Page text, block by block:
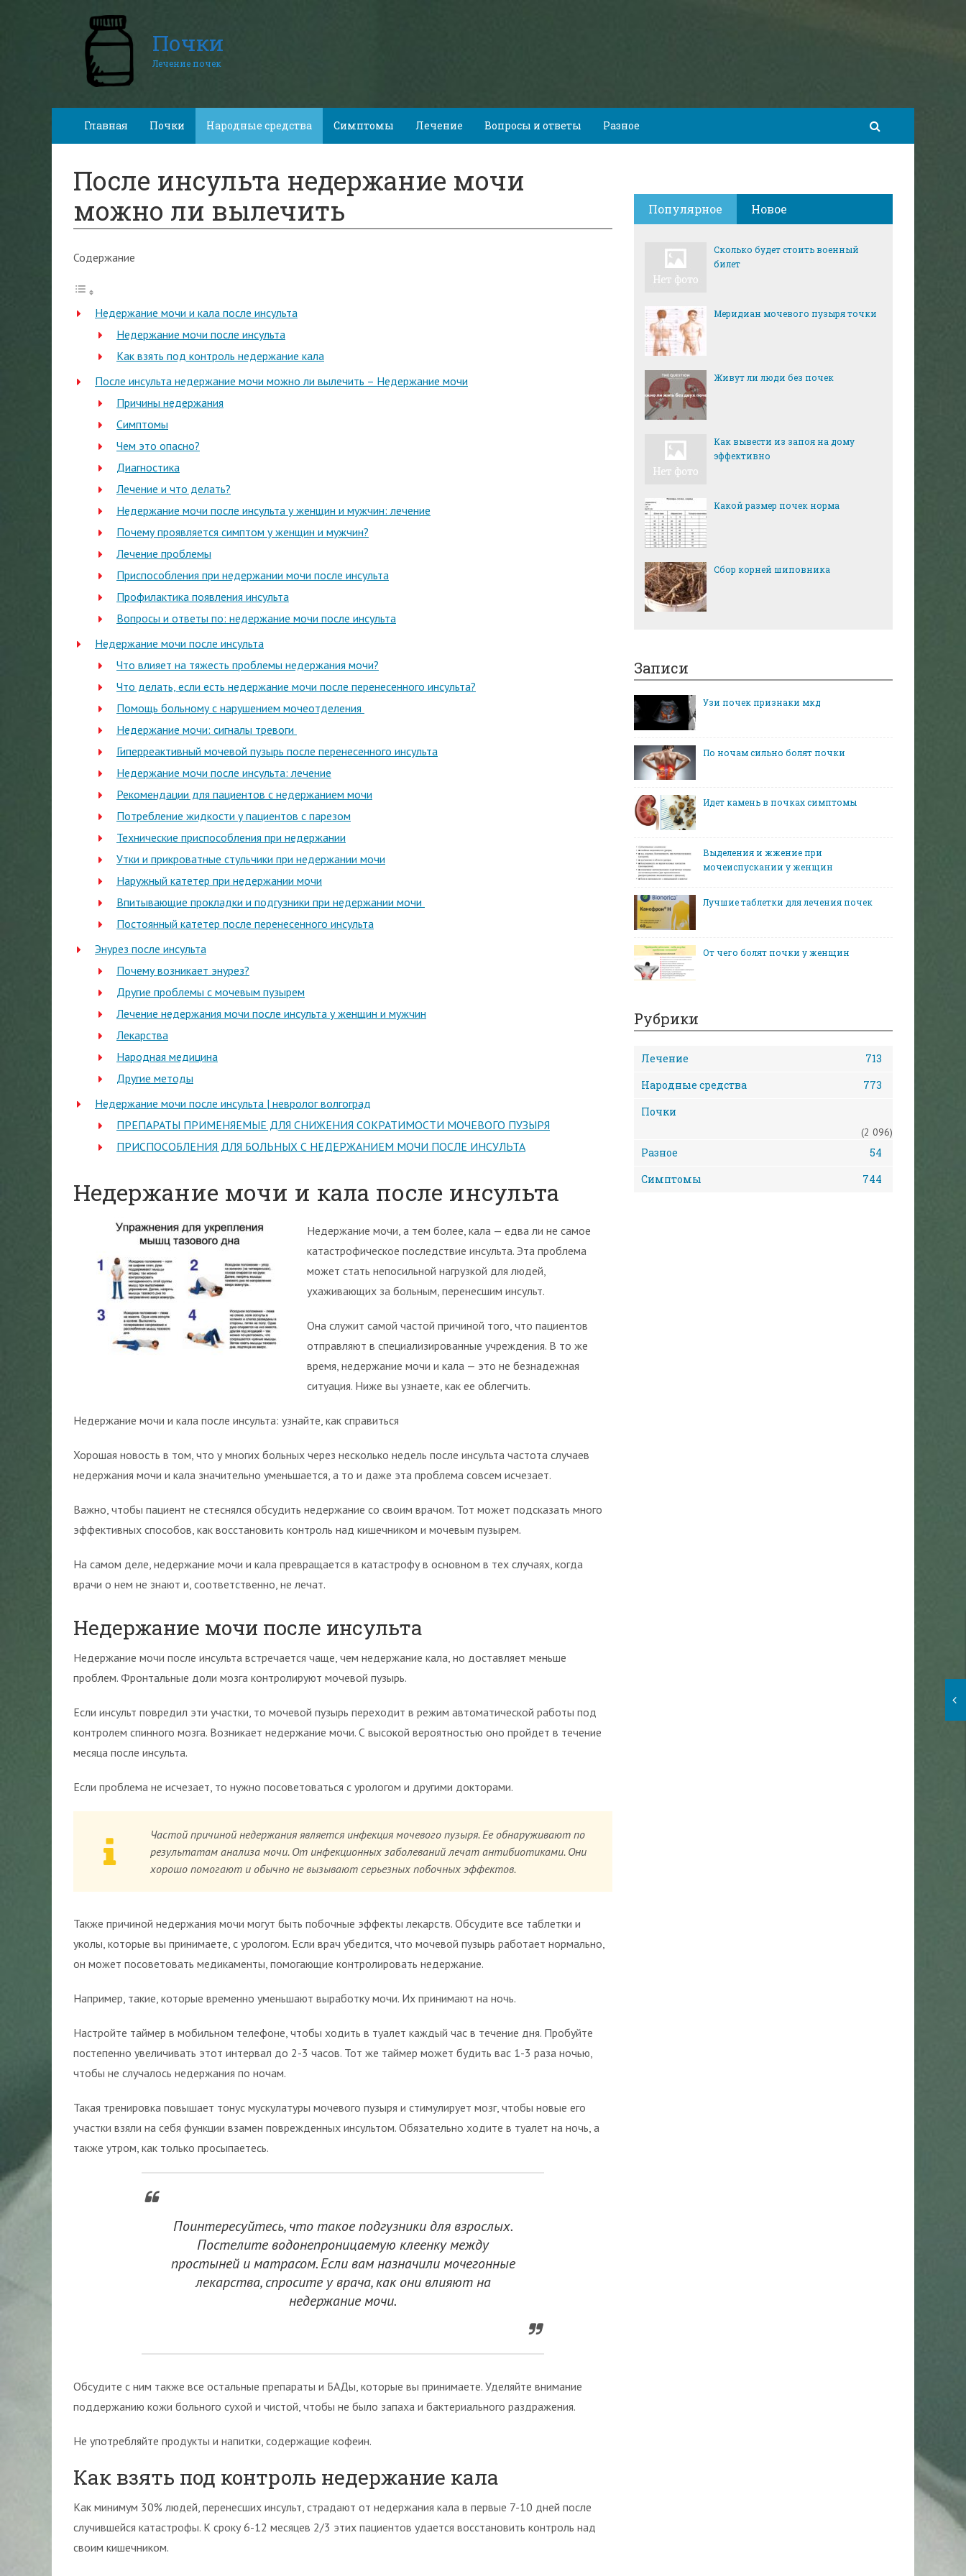
Почки
Лечение почек
Главная Почки Народные средства Симптомы Лечение Вопросы и ответы Разное
После инсульта недержание мочи
можно ли вылечить
Содержание
Недержание мочи и кала после инсульта
Недержание мочи после инсульта
Как взять под контроль недержание кала
После инсульта недержание мочи можно ли вылечить – Недержание мочи
Причины недержания
Симптомы
Чем это опасно?
Диагностика
Лечение и что делать?
Недержание мочи после инсульта у женщин и мужчин: лечение
Почему проявляется симптом у женщин и мужчин?
Лечение проблемы
Приспособления при недержании мочи после инсульта
Профилактика появления инсульта
Вопросы и ответы по: недержание мочи после инсульта
Недержание мочи после инсульта
Что влияет на тяжесть проблемы недержания мочи?
Что делать, если есть недержание мочи после перенесенного инсульта?
Помощь больному с нарушением мочеотделения
Недержание мочи: сигналы тревоги
Гиперреактивный мочевой пузырь после перенесенного инсульта
Недержание мочи после инсульта: лечение
Рекомендации для пациентов с недержанием мочи
Потребление жидкости у пациентов с парезом
Технические приспособления при недержании
Утки и прикроватные стульчики при недержании мочи
Наружный катетер при недержании мочи
Впитывающие прокладки и подгузники при недержании мочи
Постоянный катетер после перенесенного инсульта
Энурез после инсульта
Почему возникает энурез?
Другие проблемы с мочевым пузырем
Лечение недержания мочи после инсульта у женщин и мужчин
Лекарства
Народная медицина
Другие методы
Недержание мочи после инсульта | невролог волгоград
ПРЕПАРАТЫ ПРИМЕНЯЕМЫЕ ДЛЯ СНИЖЕНИЯ СОКРАТИМОСТИ МОЧЕВОГО ПУЗЫРЯ
ПРИСПОСОБЛЕНИЯ ДЛЯ БОЛЬНЫХ С НЕДЕРЖАНИЕМ МОЧИ ПОСЛЕ ИНСУЛЬТА
Недержание мочи и кала после инсульта
Недержание мочи, а тем более, кала — едва ли не самое
катастрофическое последствие инсульта. Эта проблема
может стать непосильной нагрузкой для людей,
ухаживающих за больным, перенесшим инсульт.
Она служит самой частой причиной того, что пациентов
отправляют в специализированные учреждения. В то же
время, недержание мочи и кала — это не безнадежная
ситуация. Ниже вы узнаете, как ее облегчить.
Недержание мочи и кала после инсульта: узнайте, как справиться
Хорошая новость в том, что у многих больных через несколько недель после инсульта частота случаев
недержания мочи и кала значительно уменьшается, а то и даже эта проблема совсем исчезает.
Важно, чтобы пациент не стеснялся обсудить недержание со своим врачом. Тот может подсказать много
эффективных способов, как восстановить контроль над кишечником и мочевым пузырем.
На самом деле, недержание мочи и кала превращается в катастрофу в основном в тех случаях, когда
врачи о нем не знают и, соответственно, не лечат.
Недержание мочи после инсульта
Недержание мочи после инсульта встречается чаще, чем недержание кала, но доставляет меньше
проблем. Фронтальные доли мозга контролируют мочевой пузырь.
Если инсульт повредил эти участки, то мочевой пузырь переходит в режим автоматической работы под
контролем спинного мозга. Возникает недержание мочи. С высокой вероятностью оно пройдет в течение
месяца после инсульта.
Если проблема не исчезает, то нужно посоветоваться с урологом и другими докторами.
Частой причиной недержания является инфекция мочевого пузыря. Ее обнаруживают по
результатам анализа мочи. От инфекционных заболеваний лечат антибиотиками. Они
хорошо помогают и обычно не вызывают серьезных побочных эффектов.
Также причиной недержания мочи могут быть побочные эффекты лекарств. Обсудите все таблетки и
уколы, которые вы принимаете, с урологом. Если врач убедится, что мочевой пузырь работает нормально,
он может посоветовать медикаменты, помогающие контролировать недержание.
Например, такие, которые временно уменьшают выработку мочи. Их принимают на ночь.
Настройте таймер в мобильном телефоне, чтобы ходить в туалет каждый час в течение дня. Пробуйте
постепенно увеличивать этот интервал до 2-3 часов. Тот же таймер может будить вас 1-3 раза ночью,
чтобы не случалось недержания по ночам.
Такая тренировка повышает тонус мускулатуры мочевого пузыря и стимулирует мозг, чтобы новые его
участки взяли на себя функции взамен поврежденных инсультом. Обязательно ходите в туалет на ночь, а
также утром, как только просыпаетесь.
Поинтересуйтесь, что такое подгузники для взрослых.
Постелите водонепроницаемую клеенку между
простыней и матрасом. Если вам назначили мочегонные
лекарства, спросите у врача, как они влияют на
недержание мочи.
Обсудите с ним также все остальные препараты и БАДы, которые вы принимаете. Уделяйте внимание
поддержанию кожи больного сухой и чистой, чтобы не было запаха и бактериального раздражения.
Не употребляйте продукты и напитки, содержащие кофеин.
Как взять под контроль недержание кала
Как минимум 30% людей, перенесших инсульт, страдают от недержания кала в первые 7-10 дней после
случившейся катастрофы. К сроку 6-12 месяцев 2/3 этих пациентов удается восстановить контроль над
своим кишечником.
Популярное Новое
Сколько будет стоить военный
билет
Меридиан мочевого пузыря точки
Живут ли люди без почек
Как вывести из запоя на дому
эффективно
Какой размер почек норма
Сбор корней шиповника
Записи
Узи почек признаки мкд
По ночам сильно болят почки
Идет камень в почках симптомы
Выделения и жжение при
мочеиспускании у женщин
Лучшие таблетки для лечения почек
От чего болят почки у женщин
Рубрики
Лечение
713
Народные средства
773
Почки
(2 096)
Разное
54
Симптомы
744